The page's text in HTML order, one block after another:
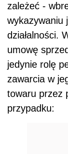
zależeć -
wykazywaniu
działalności.
umowę
jedynie rolę
zawarcia w
towaru przez
przypadku: